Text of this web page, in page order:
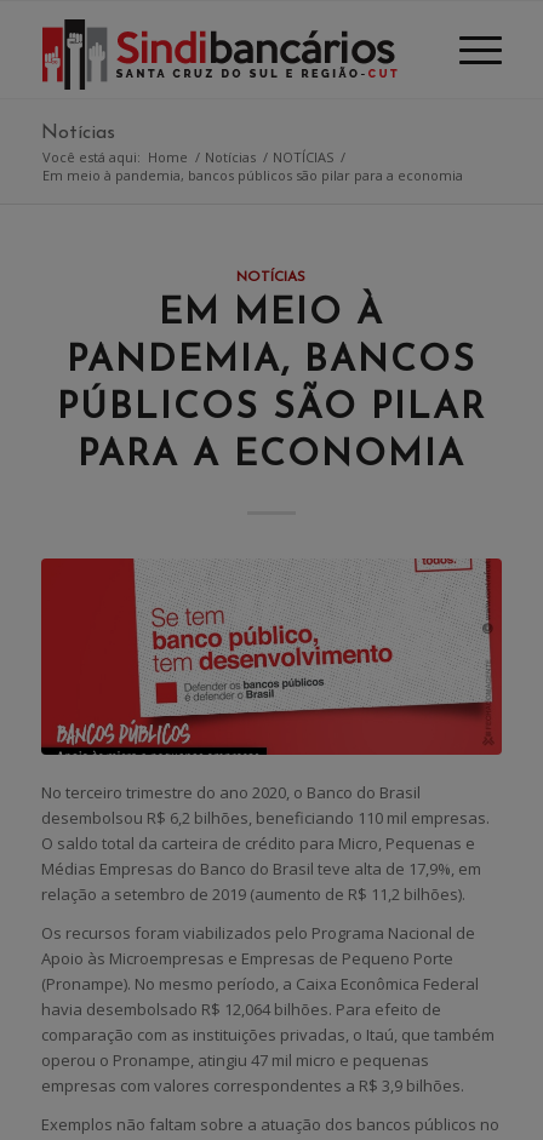
Notícias
Você está aqui: Home / Notícias / NOTÍCIAS /
Em meio à pandemia, bancos públicos são pilar para a economia
NOTÍCIAS
EM MEIO À
PANDEMIA, BANCOS
PÚBLICOS SÃO PILAR
PARA A ECONOMIA
No terceiro trimestre do ano 2020, o Banco do Brasil
desembolsou R$ 6,2 bilhões, beneficiando 110 mil empresas.
O saldo total da carteira de crédito para Micro, Pequenas e
Médias Empresas do Banco do Brasil teve alta de 17,9%, em
relação a setembro de 2019 (aumento de R$ 11,2 bilhões).
Os recursos foram viabilizados pelo Programa Nacional de
Apoio às Microempresas e Empresas de Pequeno Porte
(Pronampe). No mesmo período, a Caixa Econômica Federal
havia desembolsado R$ 12,064 bilhões. Para efeito de
comparação com as instituições privadas, o Itaú, que também
operou o Pronampe, atingiu 47 mil micro e pequenas
empresas com valores correspondentes a R$ 3,9 bilhões.
Exemplos não faltam sobre a atuação dos bancos públicos no